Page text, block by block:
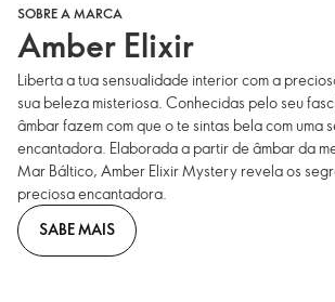
SOBRE A MARCA
Amber Elixir
Liberta a tua sensualidade interior com a
sua beleza misteriosa. Conhecidas pelo seu
âmbar fazem com que o te sintas bela com uma
encantadora. Elaborada a partir de âmbar da
Mar Báltico, Amber Elixir Mystery revela os
preciosa encantadora.
SABE MAIS